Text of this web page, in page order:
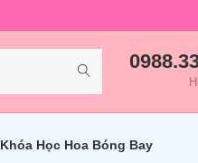
Khóa Học Hoa Bóng Bay